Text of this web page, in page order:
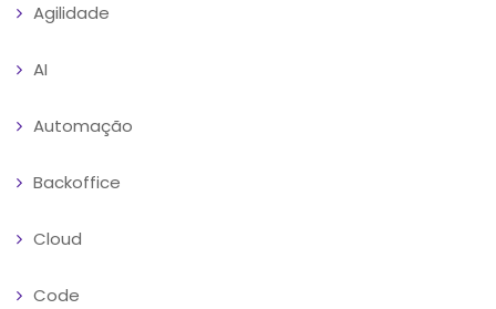
Agilidade
AI
Automação
Backoffice
Cloud
Code